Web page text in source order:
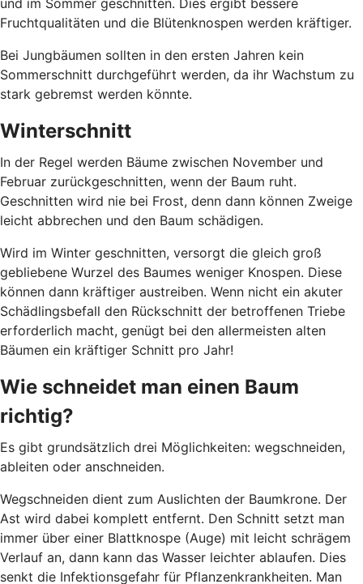
Fruchtqualitäten und die Blütenknospen werden kräftiger.
Bei Jungbäumen sollten in den ersten Jahren kein
Sommerschnitt durchgeführt werden, da ihr Wachstum zu
stark gebremst werden könnte.
Winterschnitt
In der Regel werden Bäume zwischen November und
Februar zurückgeschnitten, wenn der Baum ruht.
Geschnitten wird nie bei Frost, denn dann können Zweige
leicht abbrechen und den Baum schädigen.
Wird im Winter geschnitten, versorgt die gleich groß
gebliebene Wurzel des Baumes weniger Knospen. Diese
können dann kräftiger austreiben. Wenn nicht ein akuter
Schädlingsbefall den Rückschnitt der betroffenen Triebe
erforderlich macht, genügt bei den allermeisten alten
Bäumen ein kräftiger Schnitt pro Jahr!
Wie schneidet man einen Baum
richtig?
Es gibt grundsätzlich drei Möglichkeiten: wegschneiden,
ableiten oder anschneiden.
Wegschneiden dient zum Auslichten der Baumkrone. Der
Ast wird dabei komplett entfernt. Den Schnitt setzt man
immer über einer Blattknospe (Auge) mit leicht schrägem
Verlauf an, dann kann das Wasser leichter ablaufen. Dies
senkt die Infektionsgefahr für Pflanzenkrankheiten. Man